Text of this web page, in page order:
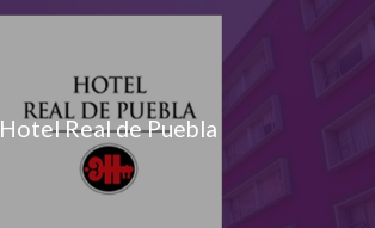
Hotel Real de Puebla